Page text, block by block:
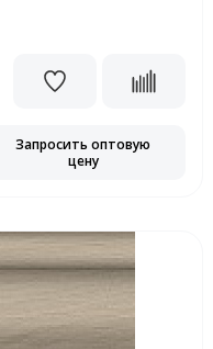
Запросить оптовую
цену